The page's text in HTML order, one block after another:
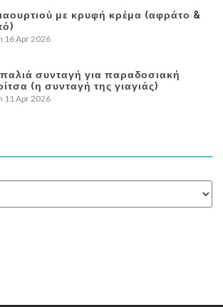
με κρυφή κρέμα (αφράτο &
16 Apr 2026
συνταγή για παραδοσιακή
(η συνταγή της γιαγιάς)
11 Apr 2026